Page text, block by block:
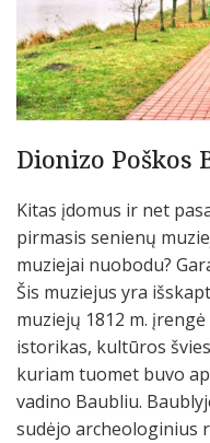
Dionizo Poškos
Kitas įdomus ir net
pirmasis senienų
muziejai nuobodu?
Šis muziejus yra
muziejų 1812 m.
istorikas, kultūros
kuriam tuomet buvo
vadino Baubliu.
sudėjo archeologinius